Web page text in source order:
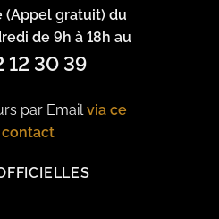
(Appel gratuit) du
de 9h à 18h au
12 30 39
par Email via ce